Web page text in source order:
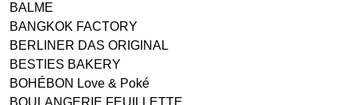
BALME
BANGKOK FACTORY
BERLINER DAS ORIGINAL
BESTIES BAKERY
BOHÉBON Love & Poké